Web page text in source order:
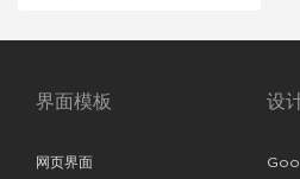
界面模板
网页界面
设